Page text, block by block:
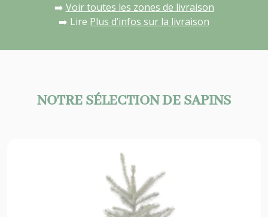
➡️ Voir toutes les zones de livraison
➡️ Lire Plus d’infos sur la livraison
NOTRE SÉLECTION DE SAPINS